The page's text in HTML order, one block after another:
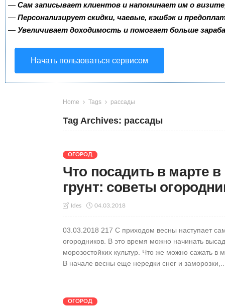
— Сам записывает клиентов и напоминает им о
— Персонализирует скидки, чаевые, кэшбэк и
— Увеличивает доходимость и помогает больше
Начать пользоваться сервисом
Home Tags рассады
Tag Archives: рассады
ОГОРОД
Что посадить в марте
грунт: советы
Ides 04.03.2018
03.03.2018 217 С приходом весны наступает
огородников. В это время можно начинать
морозостойких культур. Что же можно сажать в
В начале весны еще нередки снег и
ОГОРОД